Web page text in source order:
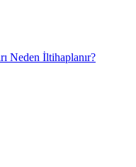
Neden İltihaplanır?